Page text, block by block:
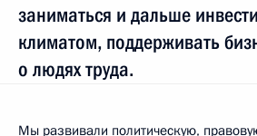
заниматься и дальше
климатом, поддерживать
о людях труда.
Мы развивали политическую,